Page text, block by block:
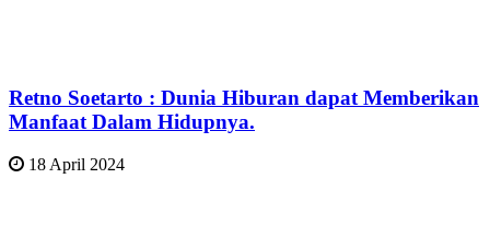
Retno Soetarto : Dunia Hiburan dapat Memberikan
Manfaat Dalam Hidupnya.
18 April 2024